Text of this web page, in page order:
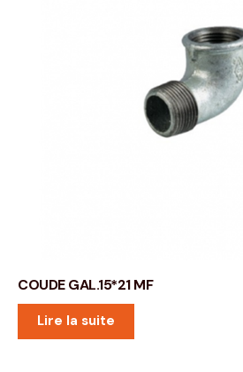
COUDE GAL.15*21 MF
Lire la suite